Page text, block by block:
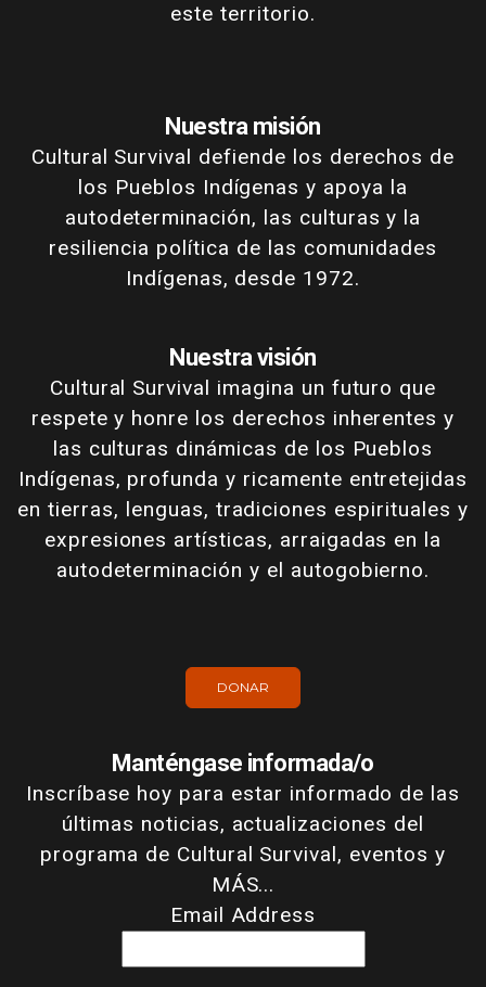
este territorio.
Nuestra misión
Cultural Survival defiende los derechos de
los Pueblos Indígenas y apoya la
autodeterminación, las culturas y la
resiliencia política de las comunidades
Indígenas, desde 1972.
Nuestra visión
Cultural Survival imagina un futuro que
respete y honre los derechos inherentes y
las culturas dinámicas de los Pueblos
Indígenas, profunda y ricamente entretejidas
en tierras, lenguas, tradiciones espirituales y
expresiones artísticas, arraigadas en la
autodeterminación y el autogobierno.
DONAR
Manténgase informada/o
Inscríbase hoy para estar informado de las
últimas noticias, actualizaciones del
programa de Cultural Survival, eventos y
MÁS...
Email Address